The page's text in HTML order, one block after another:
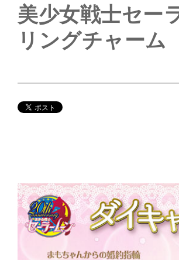
美少女戦士セー
リングチャーム